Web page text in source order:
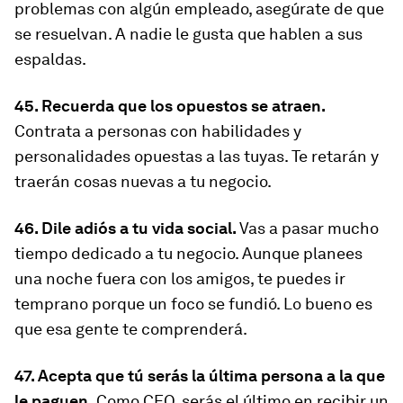
problemas con algún empleado, asegúrate de que
se resuelvan. A nadie le gusta que hablen a sus
espaldas.
45. Recuerda que los opuestos se atraen.
Contrata a personas con habilidades y
personalidades opuestas a las tuyas. Te retarán y
traerán cosas nuevas a tu negocio.
46. Dile adiós a tu vida social.Vas a pasar mucho
tiempo dedicado a tu negocio. Aunque planees
una noche fuera con los amigos, te puedes ir
temprano porque un foco se fundió. Lo bueno es
que esa gente te comprenderá.
47. Acepta que tú serás la última persona a la que